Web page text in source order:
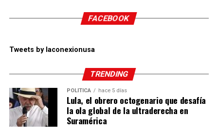
FACEBOOK
Tweets by laconexionusa
TRENDING
POLÍTICA hace 5 días
Lula, el obrero octogenario que desafía
la ola global de la ultraderecha en
Suramérica